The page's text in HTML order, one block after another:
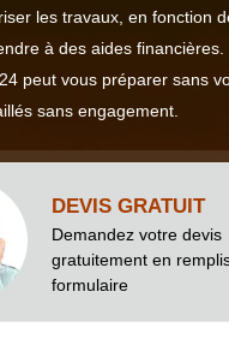
les travaux, en fonction
à des aides financières.
peut vous préparer sans
sans engagement.
DEVIS GRATUIT
Demandez votre devis
gratuitement en
formulaire